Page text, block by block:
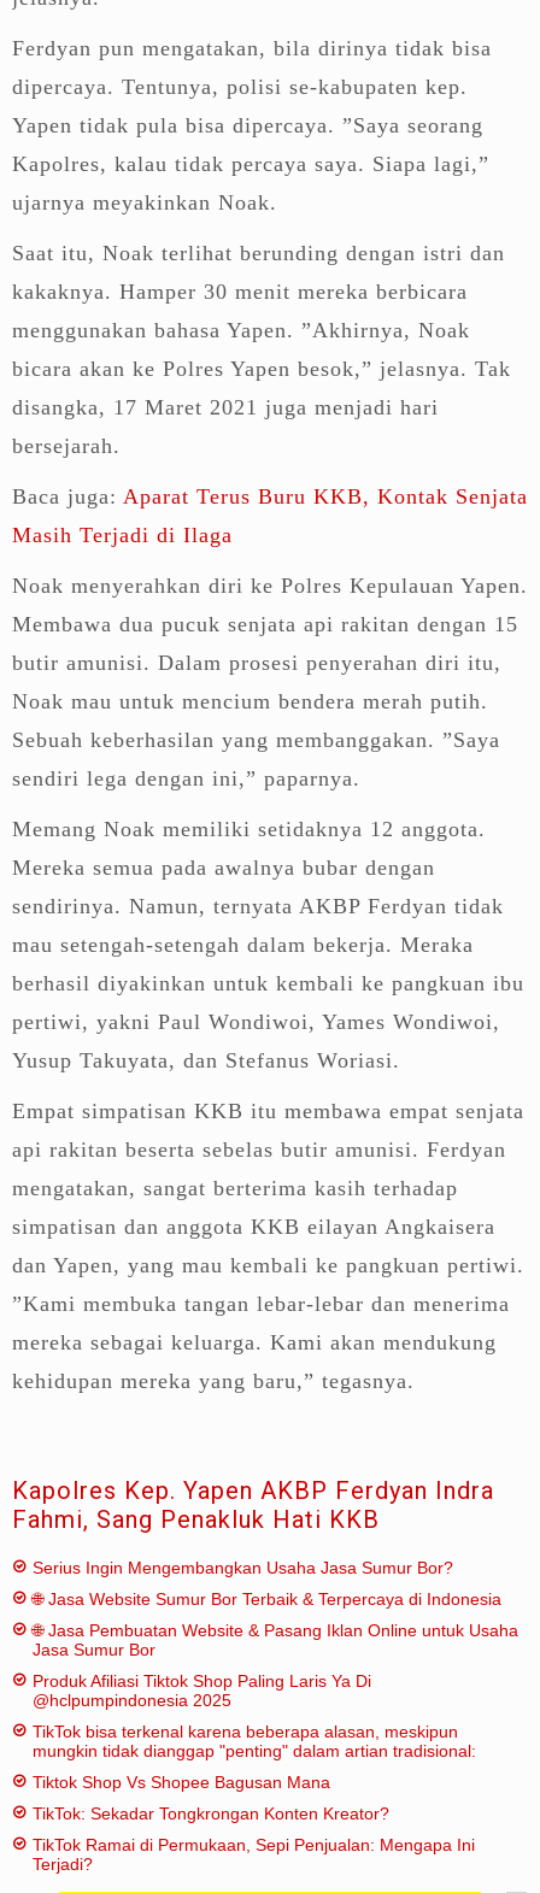
Ferdyan pun mengatakan, bila dirinya tidak bisa
dipercaya. Tentunya, polisi se-kabupaten kep.
Yapen tidak pula bisa dipercaya. ”Saya seorang
Kapolres, kalau tidak percaya saya. Siapa lagi,”
ujarnya meyakinkan Noak.
Saat itu, Noak terlihat berunding dengan istri dan
kakaknya. Hamper 30 menit mereka berbicara
menggunakan bahasa Yapen. ”Akhirnya, Noak
bicara akan ke Polres Yapen besok,” jelasnya. Tak
disangka, 17 Maret 2021 juga menjadi hari
bersejarah.
Baca juga: Aparat Terus Buru KKB, Kontak Senjata
Masih Terjadi di Ilaga
Noak menyerahkan diri ke Polres Kepulauan Yapen.
Membawa dua pucuk senjata api rakitan dengan 15
butir amunisi. Dalam prosesi penyerahan diri itu,
Noak mau untuk mencium bendera merah putih.
Sebuah keberhasilan yang membanggakan. ”Saya
sendiri lega dengan ini,” paparnya.
Memang Noak memiliki setidaknya 12 anggota.
Mereka semua pada awalnya bubar dengan
sendirinya. Namun, ternyata AKBP Ferdyan tidak
mau setengah-setengah dalam bekerja. Meraka
berhasil diyakinkan untuk kembali ke pangkuan ibu
pertiwi, yakni Paul Wondiwoi, Yames Wondiwoi,
Yusup Takuyata, dan Stefanus Woriasi.
Empat simpatisan KKB itu membawa empat senjata
api rakitan beserta sebelas butir amunisi. Ferdyan
mengatakan, sangat berterima kasih terhadap
simpatisan dan anggota KKB eilayan Angkaisera
dan Yapen, yang mau kembali ke pangkuan pertiwi.
”Kami membuka tangan lebar-lebar dan menerima
mereka sebagai keluarga. Kami akan mendukung
kehidupan mereka yang baru,” tegasnya.
Kapolres Kep. Yapen AKBP Ferdyan Indra
Fahmi, Sang Penakluk Hati KKB
Serius Ingin Mengembangkan Usaha Jasa Sumur Bor?
🌐 Jasa Website Sumur Bor Terbaik & Terpercaya di Indonesia
🌐 Jasa Pembuatan Website & Pasang Iklan Online untuk Usaha
Jasa Sumur Bor
Produk Afiliasi Tiktok Shop Paling Laris Ya Di
@hclpumpindonesia 2025
TikTok bisa terkenal karena beberapa alasan, meskipun
mungkin tidak dianggap "penting" dalam artian tradisional:
Tiktok Shop Vs Shopee Bagusan Mana
TikTok: Sekadar Tongkrongan Konten Kreator?
TikTok Ramai di Permukaan, Sepi Penjualan: Mengapa Ini
Terjadi?